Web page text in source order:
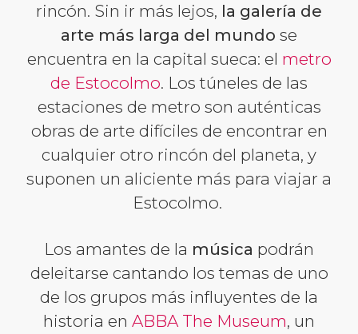
rincón. Sin ir más lejos, la galería de
arte más larga del mundo se
encuentra en la capital sueca: el metro
de Estocolmo. Los túneles de las
estaciones de metro son auténticas
obras de arte difíciles de encontrar en
cualquier otro rincón del planeta, y
suponen un aliciente más para viajar a
Estocolmo.
Los amantes de la música podrán
deleitarse cantando los temas de uno
de los grupos más influyentes de la
historia en ABBA The Museum, un